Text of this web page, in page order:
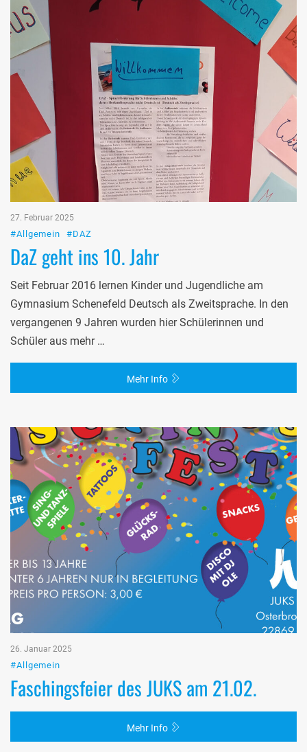
27. Februar 2025
#Allgemein #DAZ
DaZ geht ins 10. Jahr
Seit Februar 2016 lernen Kinder und Jugendliche am
Gymnasium Schenefeld Deutsch als Zweitsprache. In den
vergangenen 9 Jahren wurden hier Schülerinnen und
Schüler aus mehr …
Mehr Info
26. Januar 2025
#Allgemein
Faschingsfeier des JUKS am 21.02.
Mehr Info